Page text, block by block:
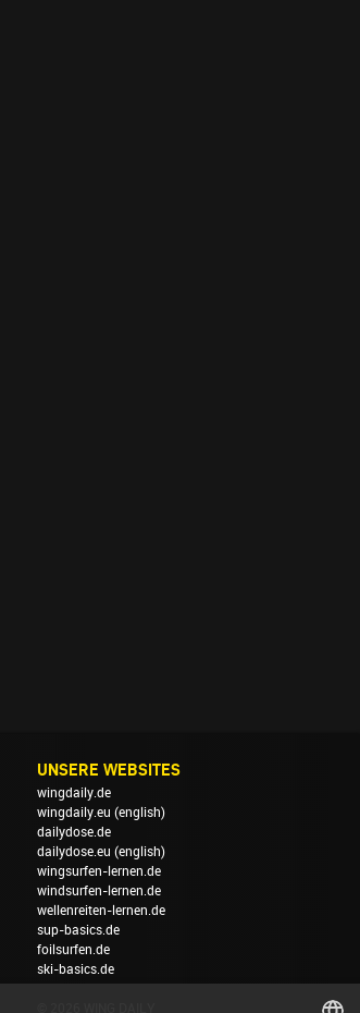
UNSERE WEBSITES
wingdaily.de
wingdaily.eu (english)
dailydose.de
dailydose.eu (english)
wingsurfen-lernen.de
windsurfen-lernen.de
wellenreiten-lernen.de
sup-basics.de
foilsurfen.de
ski-basics.de